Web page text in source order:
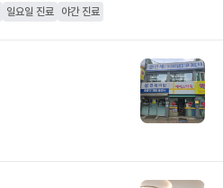
일요일 진료 야간 진료